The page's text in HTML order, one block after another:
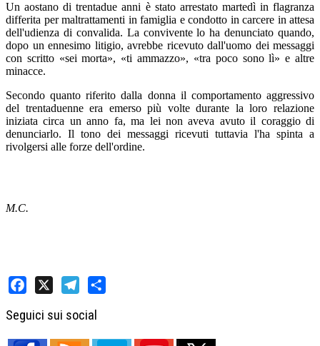
Un aostano di trentadue anni è stato arrestato martedì in flagranza
differita per maltrattamenti in famiglia e condotto in carcere in attesa
dell'udienza di convalida. La convivente lo ha denunciato quando,
dopo un ennesimo litigio, avrebbe ricevuto dall'uomo dei messaggi
con scritto «sei morta», «ti ammazzo», «tra poco sono lì» e altre
minacce.
Secondo quanto riferito dalla donna il comportamento aggressivo
del trentaduenne era emerso più volte durante la loro relazione
iniziata circa un anno fa, ma lei non aveva avuto il coraggio di
denunciarlo. Il tono dei messaggi ricevuti tuttavia l'ha spinta a
rivolgersi alle forze dell'ordine.
M.C.
Seguici sui social